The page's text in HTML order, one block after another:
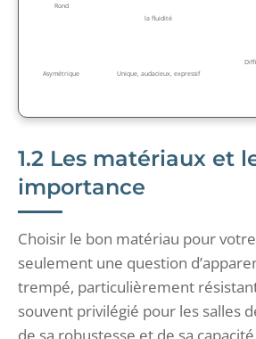
Rond
la fluidité
Asymétrique Unique, audacieux, expressif
1.2 Les matériaux et
importance
Choisir le bon matériau pour
seulement une question
trempé, particulièrement
souvent privilégié pour les salles
de sa robustesse et de sa